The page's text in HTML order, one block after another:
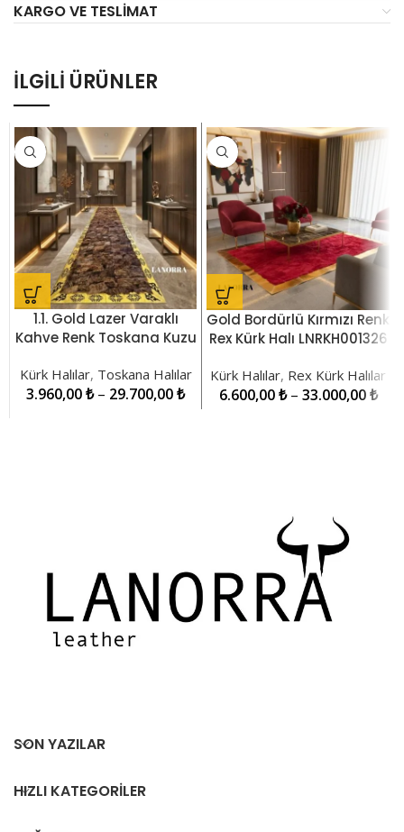
KARGO VE TESLIMAT
İLGILI ÜRÜNLER
1.1. Gold Lazer Varaklı
Kahve Renk Toskana Kuzu
LNRPW001412
Kürk Halılar, Toskana Halılar
3.960,00₺ – 29.700,00₺
Gold Bordürlü Kırmızı Renk
Rex Kürk Halı LNRKH001326
Kürk Halılar, Rex Kürk Halılar
6.600,00₺ – 33.000,00₺
SON YAZILAR
HIZLI KATEGORILER